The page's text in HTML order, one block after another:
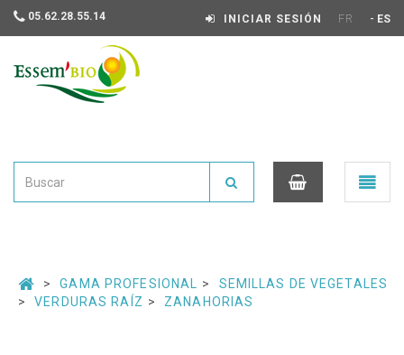
05.62.28.55.14 INICIAR SESIÓN FR - ES
Ouvrir
le
GAMA PROFESIONAL
SEMILLAS DE VEGETALES
VERDURAS RAÍZ
ZANAHORIAS